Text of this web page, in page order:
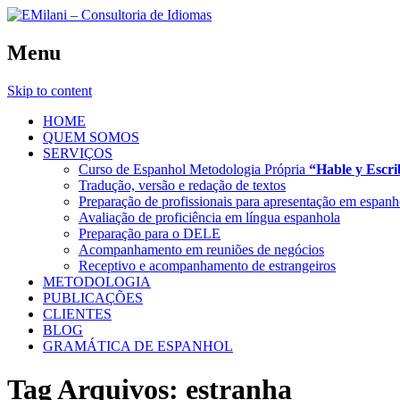
Menu
Skip to content
HOME
QUEM SOMOS
SERVIÇOS
Curso de Espanhol Metodologia Própria “Hable y
Tradução, versão e redação de textos
Preparação de profissionais para apresentação em
Avaliação de proficiência em língua espanhola
Preparação para o DELE
Acompanhamento em reuniões de negócios
Receptivo e acompanhamento de estrangeiros
METODOLOGIA
PUBLICAÇÕES
CLIENTES
BLOG
GRAMÁTICA DE ESPANHOL
Tag Arquivos: estranha